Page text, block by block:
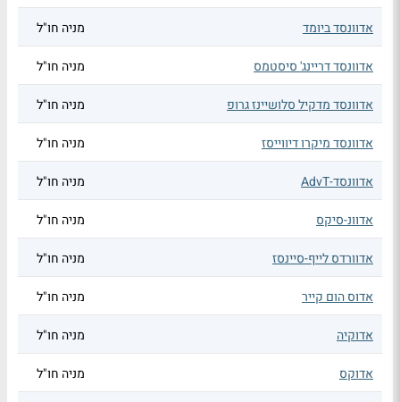
אדוונסד ביומד מניה חו"ל
אדוונסד דריינג' סיסטמס מניה חו"ל
אדוונסד מדקיל סלושיינז גרופ מניה חו"ל
אדוונסד מיקרו דיווייסז מניה חו"ל
אדוונסד-AdvT מניה חו"ל
אדוונ-סיקס מניה חו"ל
אדוורדס לייף-סיינסז מניה חו"ל
אדוס הום קייר מניה חו"ל
אדוקיה מניה חו"ל
אדוקס מניה חו"ל